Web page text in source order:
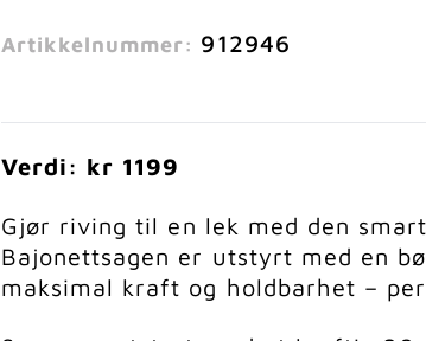
Artikkelnummer: 912946
Verdi: kr 1199
Gjør riving til en lek med den
Bajonettsagen er utstyrt med en
maksimal kraft og holdbarhet –